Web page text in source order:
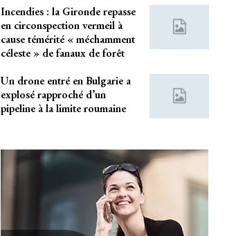
Incendies : la Gironde repasse
en circonspection vermeil à
cause témérité « méchamment
céleste » de fanaux de forêt
Un drone entré en Bulgarie a
explosé rapproché d’un
pipeline à la limite roumaine